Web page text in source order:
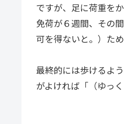
ですが、足に荷重を
免荷が６週間、その
可を得ないと。）た
最終的には歩けるよ
がよければ「（ゆっ